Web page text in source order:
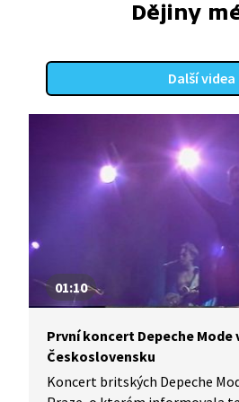
na soukromé. Zároveň šlo o
z období 50. let, kdy soukromí
rámec tento proces dostal v
zákonem o zmírnění následků
právní normy odstartovalo
restituce, na kterou
privatizace. Ta spočívala v
provozoven státních podniků v
to přineslo viditelnou změnu
Některé provozovny fungující
vzhled, zaměření, či dokonce
existovat a byly nahrazeny
Dějiny
Další videa
01:10
První koncert Depeche
Československu
Koncert britských Depeche